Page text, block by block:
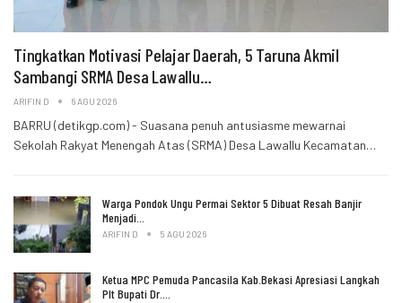
Tingkatkan Motivasi Pelajar Daerah, 5 Taruna Akmil
Sambangi SRMA Desa Lawallu…
ARIFIN D 6 AGU 2026
BARRU (detikgp.com) - Suasana penuh antusiasme mewarnai
Sekolah Rakyat Menengah Atas (SRMA) Desa Lawallu Kecamatan…
Warga Pondok Ungu Permai Sektor 5 Dibuat Resah Banjir
Menjadi…
ARIFIN D 5 AGU 2026
Ketua MPC Pemuda Pancasila Kab.Bekasi Apresiasi Langkah
Plt Bupati Dr.…